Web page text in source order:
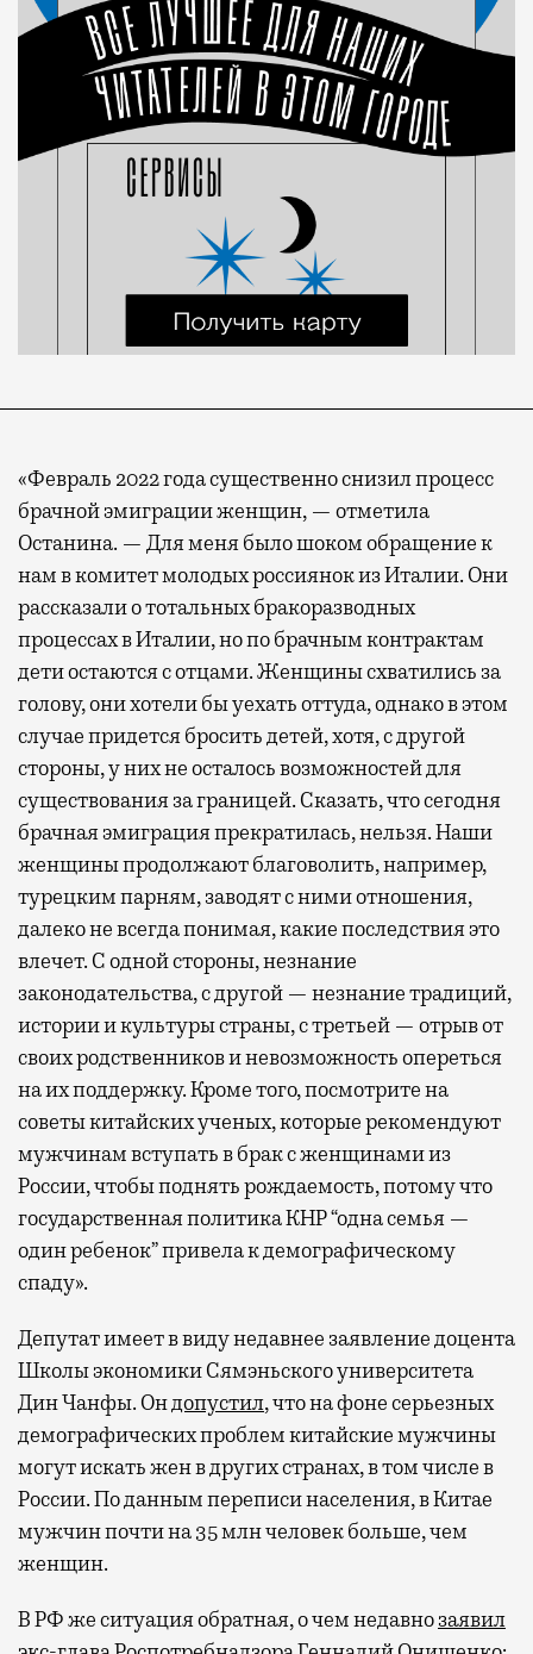
«Февраль 2022 года существенно снизил процесс
брачной эмиграции женщин, — отметила
Останина. — Для меня было шоком обращение к
нам в комитет молодых россиянок из Италии. Они
рассказали о тотальных бракоразводных
процессах в Италии, но по брачным контрактам
дети остаются с отцами. Женщины схватились за
голову, они хотели бы уехать оттуда, однако в этом
случае придется бросить детей, хотя, с другой
стороны, у них не осталось возможностей для
существования за границей. Сказать, что сегодня
брачная эмиграция прекратилась, нельзя. Наши
женщины продолжают благоволить, например,
турецким парням, заводят с ними отношения,
далеко не всегда понимая, какие последствия это
влечет. С одной стороны, незнание
законодательства, с другой — незнание традиций,
истории и культуры страны, с третьей — отрыв от
своих родственников и невозможность опереться
на их поддержку. Кроме того, посмотрите на
советы китайских ученых, которые рекомендуют
мужчинам вступать в брак с женщинами из
России, чтобы поднять рождаемость, потому что
государственная политика КНР “одна семья —
один ребенок” привела к демографическому
спаду».
Депутат имеет в виду недавнее заявление доцента
Школы экономики Сямэньского университета
Дин Чанфы. Ондопустил, что на фоне серьезных
демографических проблем китайские мужчины
могут искать жен в других странах, в том числе в
России. По данным переписи населения, в Китае
мужчин почти на 35 млн человек больше, чем
женщин.
В РФ же ситуация обратная, о чем недавнозаявил